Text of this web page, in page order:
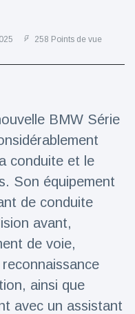
258 Points de vue
BMW Série
conduite et le
Son équipement
de conduite
avant,
de voie,
ainsi que
avec un assistant